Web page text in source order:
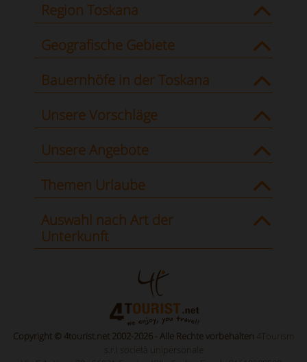
Region Toskana
Geografische Gebiete
Bauernhöfe in der Toskana
Unsere Vorschläge
Unsere Angebote
Themen Urlaube
Auswahl nach Art der
Unterkunft
Copyright © 4tourist.net 2002-2026 - Alle Rechte vorbehalten 4Tourism
s.r.l società unipersonale